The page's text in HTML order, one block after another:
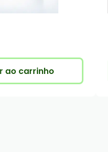
ao carrinho